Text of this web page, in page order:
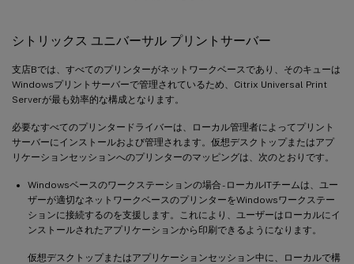
シトリックス ユニバーサル プリントサーバー
支店Bでは、すべてのプリンターがネットワークベースであり、そのキューは
Windowsプリントサーバーで管理されているため、Citrix Universal Print
Serverが最も効率的な構成となります。
必要なすべてのプリンタードライバーは、ローカル管理者によってプリント
サーバーにインストールおよび管理されます。仮想デスクトップまたはアプ
リケーションセッションへのプリンターのマッピングは、次のとおりです。
Windowsベースのワークステーションの場合 - ローカルITチームは、ユー
ザーが適切なネットワークベースのプリンターをWindowsワークステー
ションに接続するのを支援します。これにより、ユーザーはローカルにイ
ンストールされたアプリケーションから印刷できるようになります。
仮想デスクトップまたはアプリケーションセッション中に、ローカルで構